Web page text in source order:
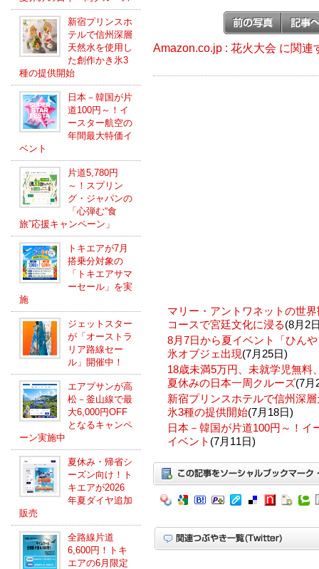
新宿プリンスホ
テルで信州深層
天然水を使用し
た創作かき氷3
種の提供開始
日本－韓国が片
道100円～！イ
ースター航空の
年間最大特価イ
ベント
片道5,780円
～！スプリン
グ・ジャパンの
「心弾む“食
旅”応援キャンペーン」
トキエアが7月
搭乗分対象の
「トキエアサマ
ーセール」を実
施
ジェットスター
が「オーストラ
リア路線セー
ル」開催中！
エアプサンが高
松－釜山線で最
大6,000円OFF
となるキャンペ
ーン実施中
夏休み・帰省シ
ーズン向け！ト
キエアが2026
年夏ダイヤ追加
販売
全路線片道
6,600円！トキ
エアの6月限定
Amazon.co.jp : 花火大会 に関連
マリー・アントワネットの世
コースで宮廷文化に浸る(8月2
8月7日から夏イベント「ひん
氷オブジェ出現(7月25日)
18歳未満5万円、未就学児無料
夏休みの日本一周クルーズ(7月
新宿プリンスホテルで信州深
氷3種の提供開始(7月18日)
日本－韓国が片道100円～！イ
イベント (7月11日)